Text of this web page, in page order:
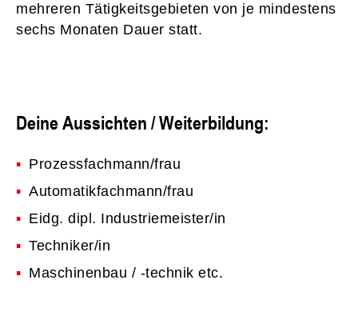
mehreren Tätigkeitsgebieten von je mindestens
sechs Monaten Dauer statt.
​​​​​​​Deine Aussichten / Weiterbildung:
Prozessfachmann/frau
Automatikfachmann/frau
Eidg. dipl. Industriemeister/in
Techniker/in
Maschinenbau / -technik etc.